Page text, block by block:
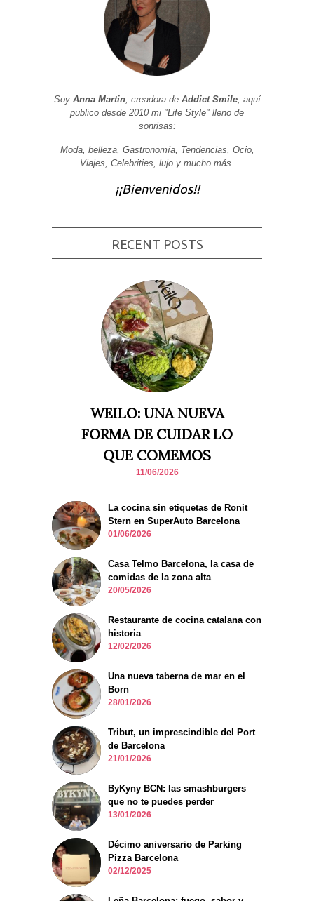
Soy Anna Martin, creadora de Addict Smile, aquí
publico desde 2010 mi "Life Style" lleno de
sonrisas:
Moda, belleza, Gastronomía, Tendencias, Ocio,
Viajes, Celebrities, lujo y mucho más.
¡¡Bienvenidos!!
RECENT POSTS
WEILO: UNA NUEVA
FORMA DE CUIDAR LO
QUE COMEMOS
11/06/2026
La cocina sin etiquetas de Ronit
Stern en SuperAuto Barcelona
01/06/2026
Casa Telmo Barcelona, la casa de
comidas de la zona alta
20/05/2026
Restaurante de cocina catalana con
historia
12/02/2026
Una nueva taberna de mar en el
Born
28/01/2026
Tribut, un imprescindible del Port
de Barcelona
21/01/2026
ByKyny BCN: las smashburgers
que no te puedes perder
13/01/2026
Décimo aniversario de Parking
Pizza Barcelona
02/12/2025
base a cómo
visita. Si
algunas